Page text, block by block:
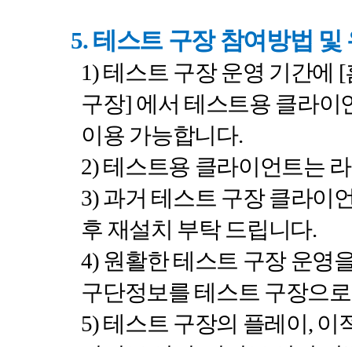
5. 테스트 구장 참여방법 및
1)테스트 구장 운영 기간에 [
구장] 에서 테스트용 클라이
이용 가능합니다.
2)테스트용 클라이언트는
3)과거 테스트 구장 클라이
후 재설치 부탁 드립니다.
4) 원활한 테스트 구장 운영
구단정보를 테스트 구장으
5)테스트 구장의 플레이, 이